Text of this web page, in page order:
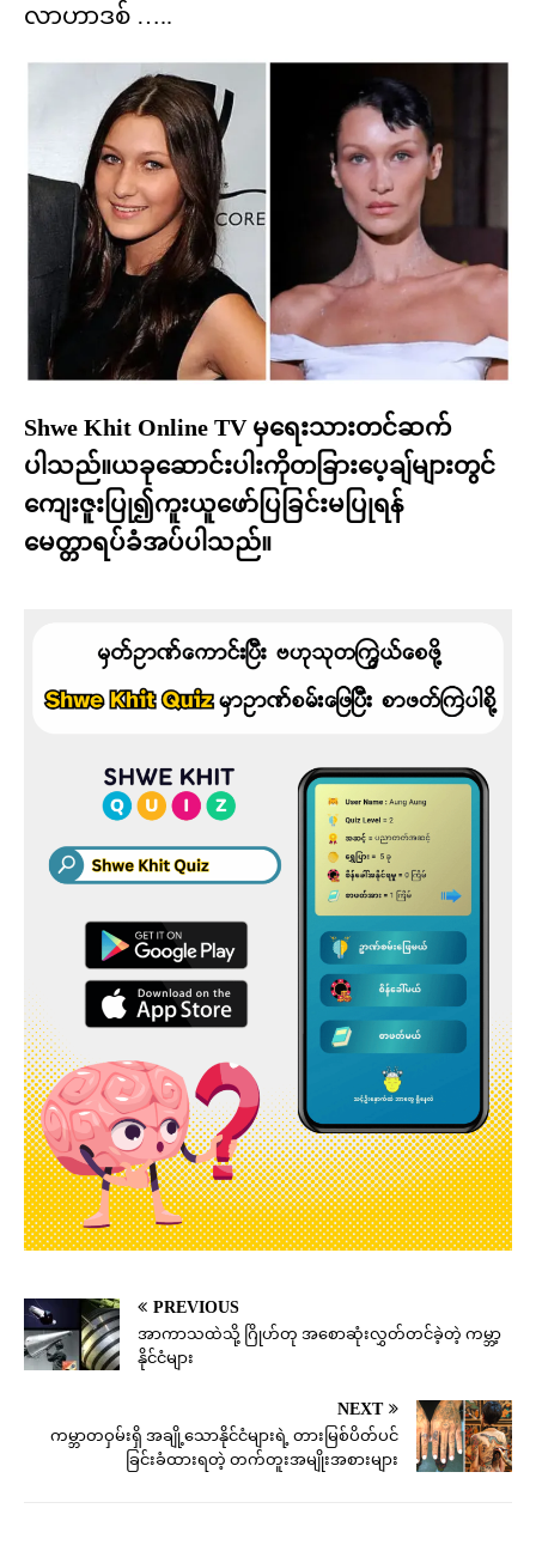
လာဟာဒစ် …..
Shwe Khit Online TV မှရေးသားတင်ဆက်
ပါသည်။ယခုဆောင်းပါးကိုတခြားပေ့ချ်များတွင်
ကျေးဇူးပြု၍ကူးယူဖော်ပြခြင်းမပြုရန်
မေတ္တာရပ်ခံအပ်ပါသည်။
PREVIOUS
အာကာသထဲသို့ ဂြိုဟ်တု အစောဆုံးလွှတ်တင်ခဲ့တဲ့ ကမ္ဘာ့
နိုင်ငံများ
NEXT
ကမ္ဘာတဝှမ်းရှိ အချို့သောနိုင်ငံများရဲ့ တားမြစ်ပိတ်ပင်
ခြင်းခံထားရတဲ့ တက်တူးအမျိုးအစားများ